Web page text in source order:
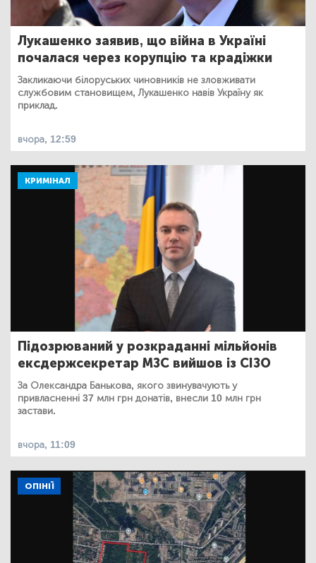
Лукашенко заявив, що війна в Україні
почалася через корупцію та крадіжки
Закликаючи білоруських чиновників не зловживати
службовим становищем, Лукашенко навів Україну як
приклад.
вчора, 12:59
КРИМІНАЛ
Підозрюваний у розкраданні мільйонів
ексдержсекретар МЗС вийшов із СІЗО
За Олександра Банькова, якого звинувачують у
привласненні 37 млн грн донатів, внесли 10 млн грн
застави.
вчора, 11:09
ОПІНІЇ